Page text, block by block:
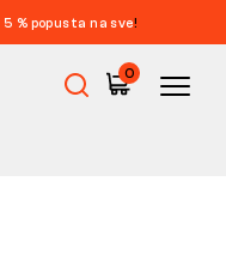
5 % popusta na sve!
0